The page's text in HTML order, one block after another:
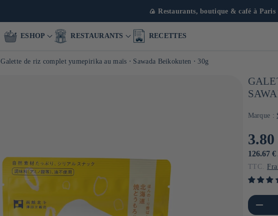
🚚Livraison
ESHOP RESTAURANTS RECETTES
Galette de riz complet yumepirika au maïs ⋅ Sawada Beikokuten ⋅ 30g
Marque :
Prix
3.80
PRIX
126.67 €
TTC.
Réduire la quantité
Title